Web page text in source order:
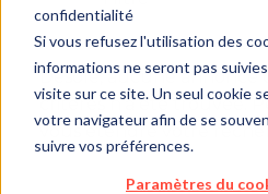
confidentialité
Si vous refusez l'utilisation des
informations ne seront pas
visite sur ce site. Un seul cookie
votre navigateur afin de se
suivre vos préférences.
Paramètres du
Désolé, aucune annonce
critères n'a été trouvée.
vous étendre votre